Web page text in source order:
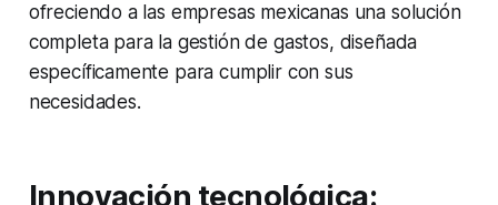
ofreciendo a las empresas mexicanas una solución
completa para la gestión de gastos, diseñada
específicamente para cumplir con sus
necesidades.
Innovación tecnológica: